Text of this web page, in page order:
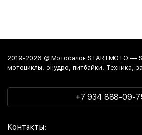
2019-2026 © Мотосалон STARTMOTO —
мотоциклы, энудро, питбайки. Техника,
+7 934 888-09-
Контакты: